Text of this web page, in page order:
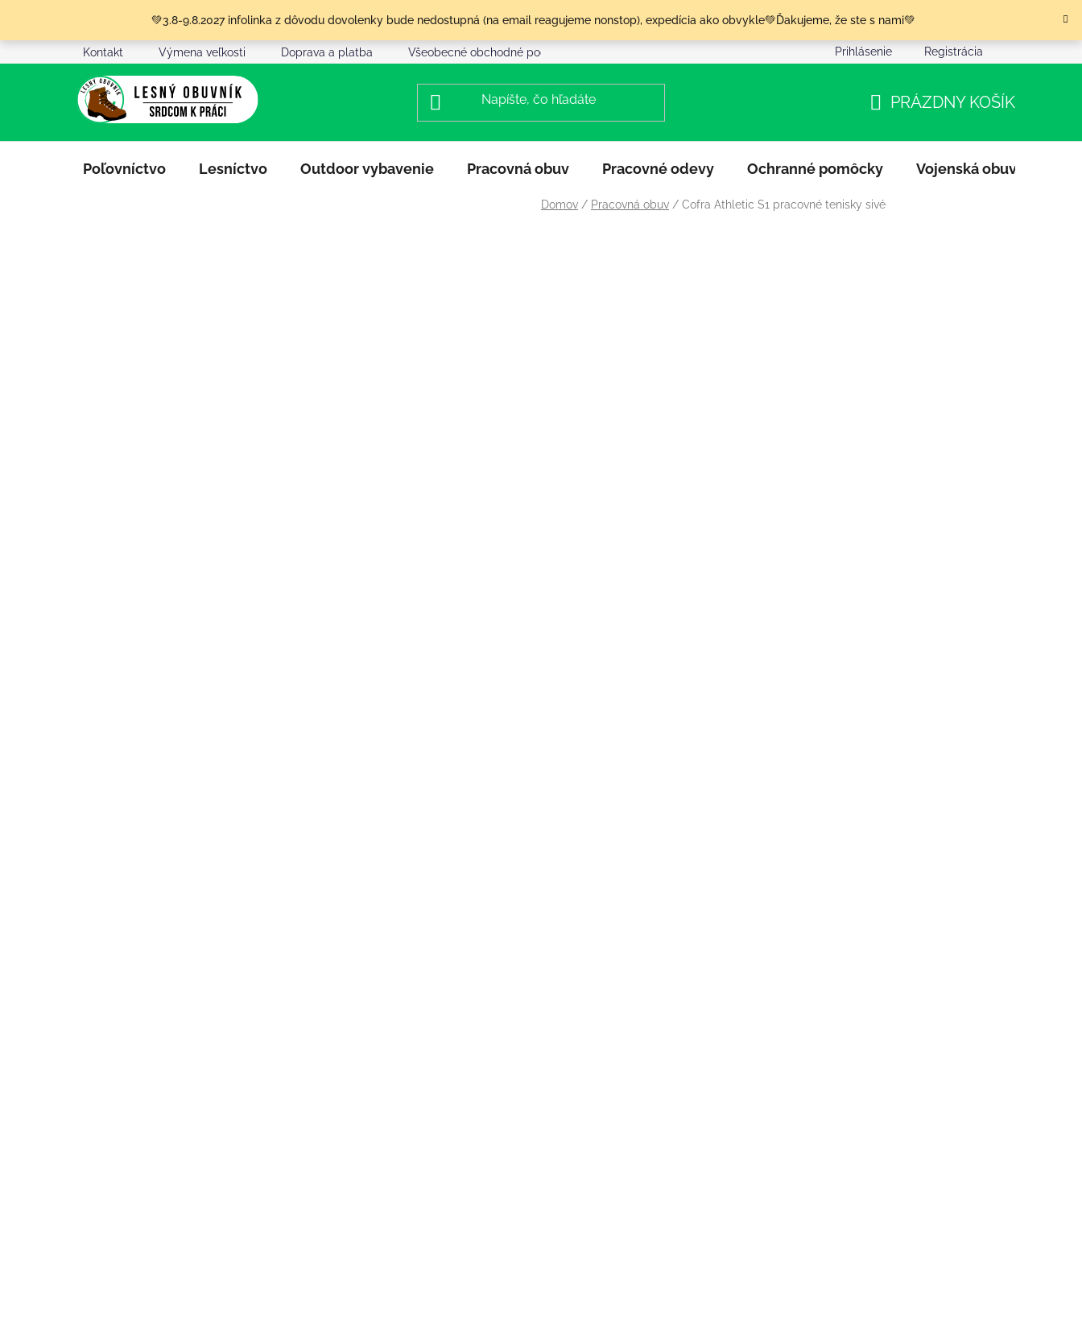
obsah
💚3.8-9.8.2027 infolinka z dôvodu dovolenky bude nedostupná (na email reagujeme nonstop), expedícia ako obvykle💚Ďakujeme, že ste s nami💚
Kontakt Výmena veľkosti Doprava a platba Všeobecné obchodné podmienky Podmienky ochrany osobných údajov
Prihlásenie Registrácia
KOŠÍK
PRÁZDNY KOŠÍK
Poľovníctvo Lesníctvo Outdoor vybavenie Pracovná obuv Pracovné odevy Ochranné pomôcky Vojenská obuv
Domov / Pracovná obuv / Cofra Athletic S1 pracovné tenisky sivé